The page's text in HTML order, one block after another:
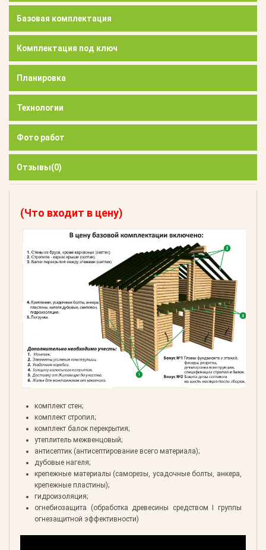
Базовая комплектация
Комплектация под ключ
Планировка
Технологии
Фото работ
Отзывы(0)
(Что входит в цену)
комплект стен;
комплект стропил;
комплект балок перекрытия;
утеплитель межвенцовый;
антисептик (антисептирование всего материала);
дубовые нагеля;
крепежные материалы (саморезы, усадочные болты, анкера,
крепежные пластины);
гидроизоляция;
огнебиозащита (обработка древесины средством I группы
огнезащитной эффективности)